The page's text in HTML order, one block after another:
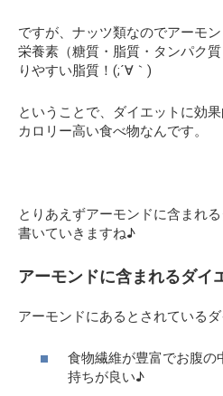
ですが、ナッツ類なのでアーモ
栄養素（糖質・脂質・タンパク
りやすい脂質！(;´∀｀)
ということで、ダイエットに効
カロリー高い食べ物なんです。
とりあえずアーモンドに含まれ
書いていきますね♪
アーモンドに含まれるダイ
アーモンドにあるとされている
食物繊維が豊富でお腹の
持ちが良い♪